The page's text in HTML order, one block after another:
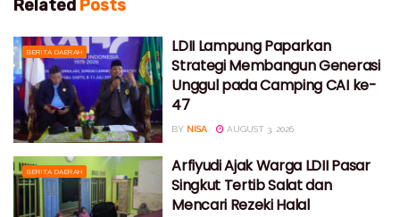
Related Posts
BERITA DAERAH
LDII Lampung Paparkan
Strategi Membangun Generasi
Unggul pada Camping CAI ke-
47
BY NISA AUGUST 3, 2026
BERITA DAERAH
Arfiyudi Ajak Warga LDII Pasar
Singkut Tertib Salat dan
Mencari Rezeki Halal